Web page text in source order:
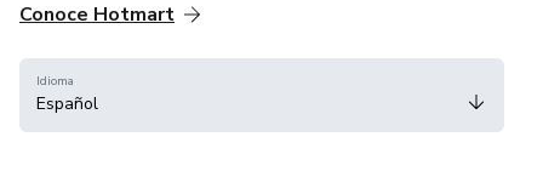
Conoce Hotmart
Idioma
Español